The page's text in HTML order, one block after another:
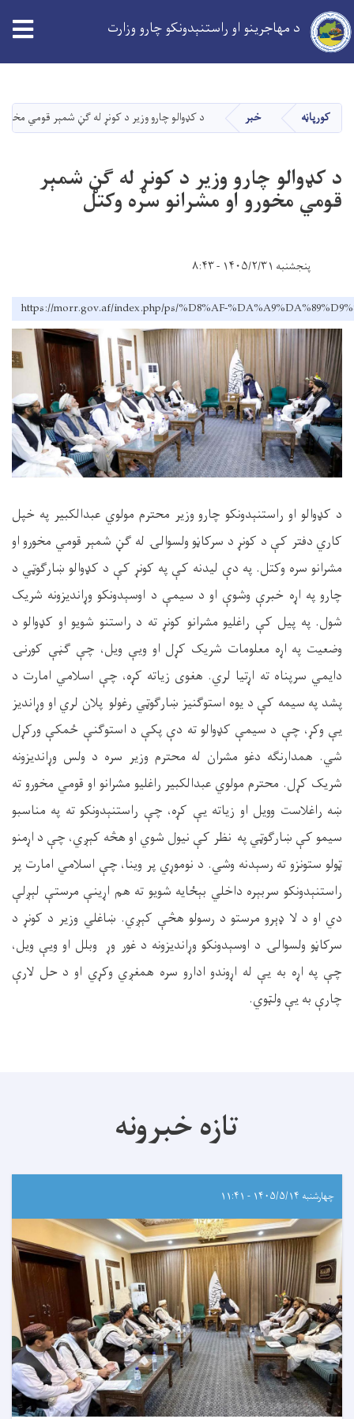
main
content
د مهاجرینو او راستنېدونکو چارو وزارت
کورپاڼه خبر د کډوالو چارو وزیر د کونړ له ګڼ شمېر قومي
د کډوالو چارو وزیر د کونړ له ګڼ شمېر
قومي مخورو او مشرانو سره وکتل
پنجشنبه ۱۴۰۵/۲/۳۱ - ۸:۴۳
https://morr.gov.af/index.php/ps/%D8%AF-
د کډوالو او راستنېدونکو چارو وزیر محترم مولوي عبدالکبیر په خپل
کاري دفتر کې د کونړ د سرکاڼو ولسوالۍ له ګڼ شمېر قومي مخورو او
مشرانو سره وکتل. په دې لیدنه کې په کونړ کې د کډوالو ښارګوټي د
چارو په اړه خبرې وشوې او د سیمې د اوسېدونکو وړاندیزونه شریک
شول.په پیل کې راغلیو مشرانو کونړ ته د راستنو شویو او کډوالو د
وضعیت په اړه معلومات شریک کړل او ویې ویل، چې ګڼې کورنۍ
دایمي سرپناه ته اړتیا لري. هغوی زیاته کړه، چې اسلامي امارت د
پشد په سیمه کې د یوه استوګنیز ښارګوټي رغولو پلان لري او وړاندیز
یې وکړ، چې د سیمې کډوالو ته دې پکې د استوګنې ځمکې ورکړل
شي. همدارنګه دغو مشران له محترم وزیر سره د ولس وړاندیزونه
شریک کړل. محترم مولوي عبدالکبیر راغلیو مشرانو او قومي مخورو ته
ښه راغلاست وویل او زیاته یې کړه، چې راستنېدونکو ته په مناسبو
سیمو کې ښارګوټي په نظر کې نیول شوي او هڅه کېږي، چې د اړمنو
ټولو ستونزو ته رسېدنه وشي. د نوموړي پر وینا، چې اسلامي امارت پر
راستنېدونکو سربېره داخلي بېځایه شویو ته هم اړینې مرستې لېږلې
دي او د لا ډېرو مرستو د رسولو هڅې کېږي. ښاغلي وزیر د کونړ د
سرکاڼو ولسوالۍ د اوسېدونکو وړاندیزونه د غور وړ وبلل او ویې ویل،
چې په اړه به یې له اړوندو ادارو سره همغږي وکړي او د حل لارې
چارې به یې ولټوي.
تازه خبرونه
چهارشنبه ۱۴۰۵/۵/۱۴ - ۱۱:۴۱